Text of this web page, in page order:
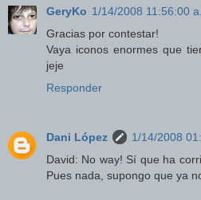
GeryKo 1/14/2008 11:56:00
Gracias por contestar!
Vaya iconos enormes que
jeje
Responder
Dani López
1/14/2008
David: No way! Sí que ha
Pues nada, supongo que ya